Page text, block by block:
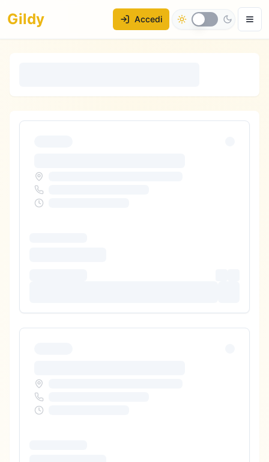
Gildy Accedi